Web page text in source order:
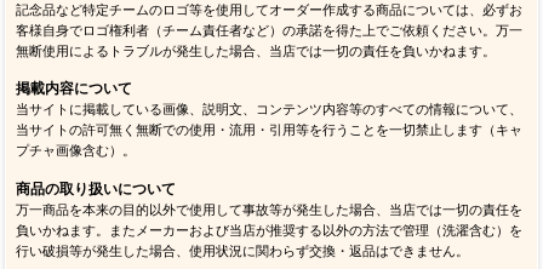
記念品など特定チームのロゴ等を使用してオーダー作成する商品については、必ずお
客様自身でロゴ権利者（チーム責任者など）の承諾を得た上でご依頼ください。万一
無断使用によるトラブルが発生した場合、当店では一切の責任を負いかねます。
掲載内容について
当サイトに掲載している画像、説明文、コンテンツ内容等のすべての情報について、
当サイトの許可無く無断での使用・流用・引用等を行うことを一切禁止します（キャ
プチャ画像含む）。
商品の取り扱いについて
万一商品を本来の目的以外で使用して事故等が発生した場合、当店では一切の責任を
負いかねます。またメーカーおよび当店が推奨する以外の方法で管理（洗濯含む）を
行い破損等が発生した場合、使用状況に関わらず交換・返品はできません。